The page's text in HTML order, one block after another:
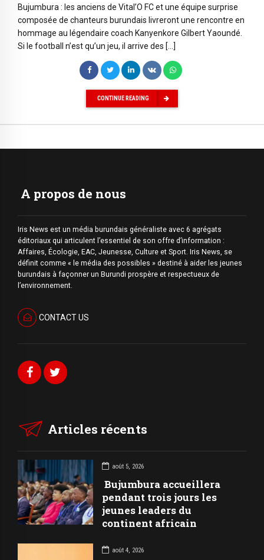
Bujumbura : les anciens de Vital’O FC et une équipe surprise
composée de chanteurs burundais livreront une rencontre en
hommage au légendaire coach Kanyenkore Gilbert Yaoundé.
Si le football n’est qu’un jeu, il arrive des […]
CONTINUE READING
A propos de nous
Iris News est un média burundais généraliste avec 6 agrégats
éditoriaux qui articulent l’essentiel de son offre d’information :
Affaires, Écologie, EAC, Jeunesse, Culture et Sport. Iris News, se
définit comme « le média des possibles » destiné à aider les jeunes
burundais à façonner un Burundi prospère et respectueux de
l’environnement.
CONTACT US
Articles récents
août 5, 2026
Bujumbura accueillera
pendant trois jours les
jeunes leaders du
continent africain
août 4, 2026